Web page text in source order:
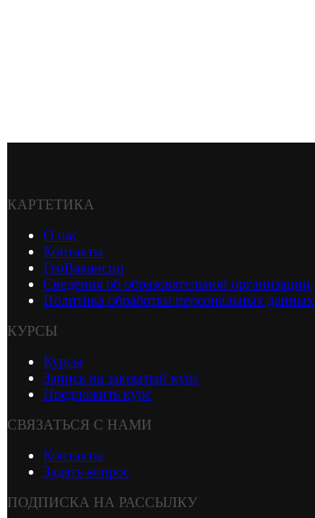
КАРТЕТИКА
О нас
Контакты
ГеоВакансии
Сведения об образовательной организации
Политика обработки персональных данных
КУРСЫ
Курсы
Запись на закрытый курс
Предложить курс
СВЯЗАТЬСЯ С НАМИ
Контакты
Задать вопрос
ПОДПИСКА НА РАССЫЛКУ